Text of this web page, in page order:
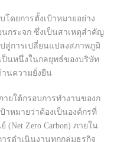
ดยการตั้งเป้าหมายอย่าง
นกระจก ซึ่งเป็นสาเหตุสำคัญ
สู่การเปลี่ยนแปลงสภาพภูมิ
เป็นหนึ่งในกลยุทธ์ของบริษัท
นความยั่งยืน
ยใต้กรอบการทำงานของก
าหมายว่าต้องเป็นองค์กรที่
Zero Carbon) ภายใน
รดำเนินงานทุกกลุ่มธุรกิจ